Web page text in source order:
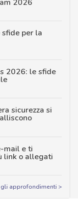
2026
per la
2026: le sfide
sicurezza si
mail e ti
link o allegati
approfondimenti >